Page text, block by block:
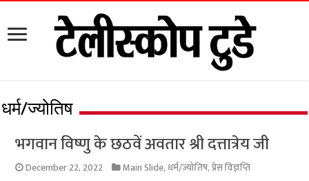
धर्म/ज्योतिष
भगवान विष्णु के छठवें अवतार श्री दत्तात्रेय जी
December 22, 2022 Main Slide, धर्म/ज्योतिष,प्रेस विज्ञप्ति